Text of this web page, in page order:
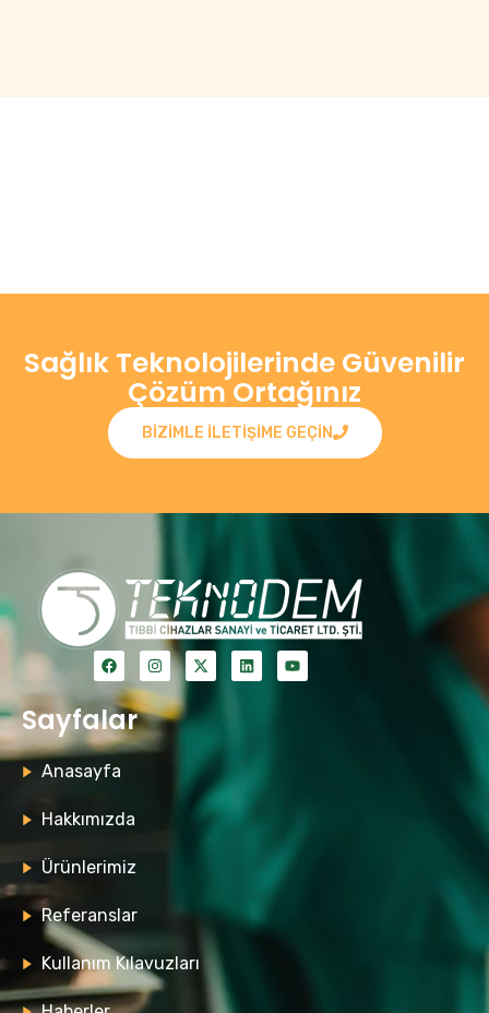
Sağlık Teknolojilerinde Güvenilir
Çözüm Ortağınız
BIZIMLE ILETIŞIME GEÇIN
Sayfalar
Anasayfa
Hakkımızda
Ürünlerimiz
Referanslar
Kullanım Kılavuzları